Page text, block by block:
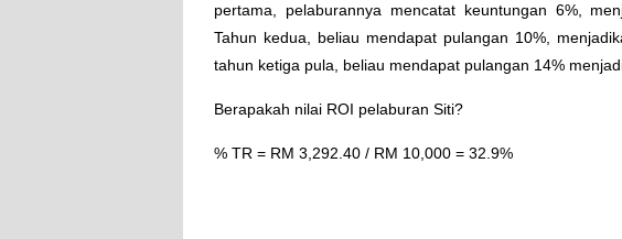
pertama, pelaburannya mencatat keuntungan 6%,
Tahun kedua, beliau mendapat pulangan 10%,
tahun ketiga pula, beliau mendapat pulangan 14%
Berapakah nilai ROI pelaburan Siti?
% TR = RM 3,292.40 / RM 10,000 = 32.9%